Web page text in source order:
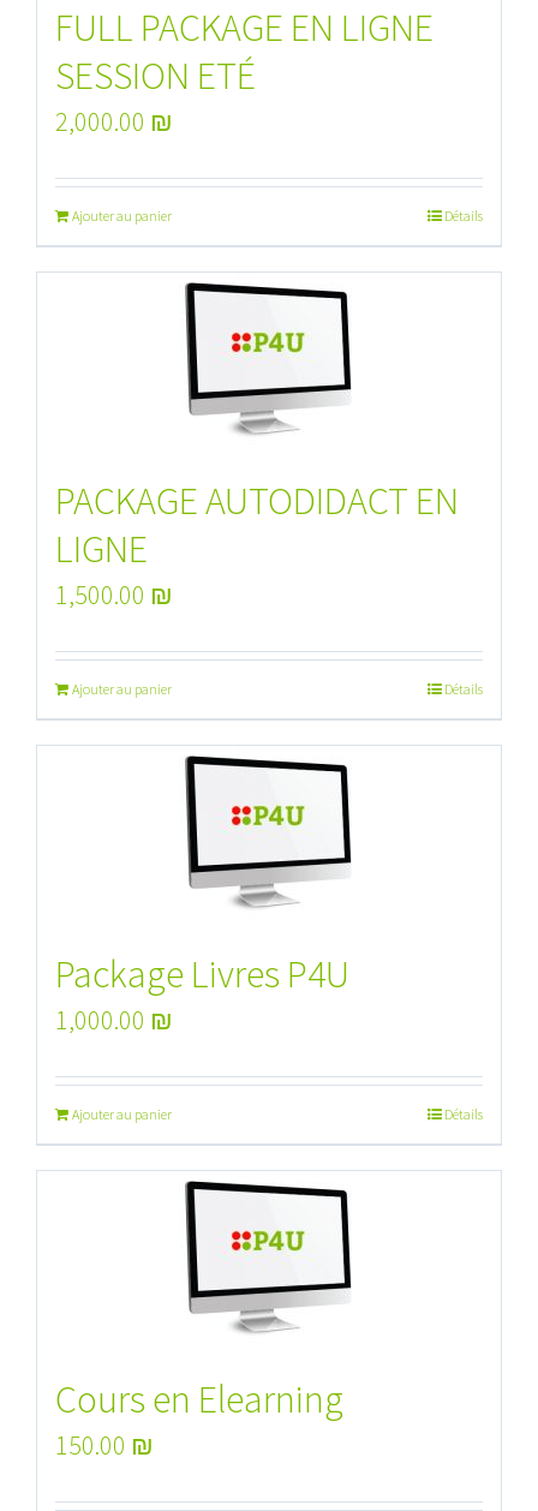
FULL PACKAGE EN LIGNE
SESSION ETÉ
2,000.00 ₪
Ajouter au panier Détails
PACKAGE AUTODIDACT EN
LIGNE
1,500.00 ₪
Ajouter au panier Détails
Package Livres P4U
1,000.00 ₪
Ajouter au panier Détails
Cours en Elearning
150.00 ₪